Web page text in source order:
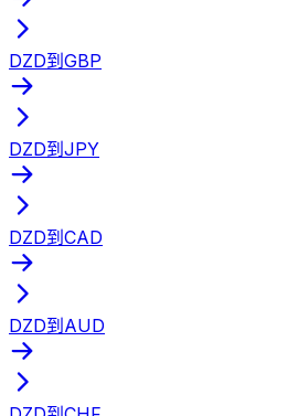
DZD到GBP
DZD到JPY
DZD到CAD
DZD到AUD